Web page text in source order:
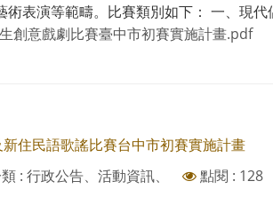
術表演等範疇。比賽類別如下： 一、現
創意戲劇比賽臺中市初賽實施計畫.pdf
住民語歌謠比賽台中市初賽實施計畫
: 行政公告、活動資訊、
點閱 : 128